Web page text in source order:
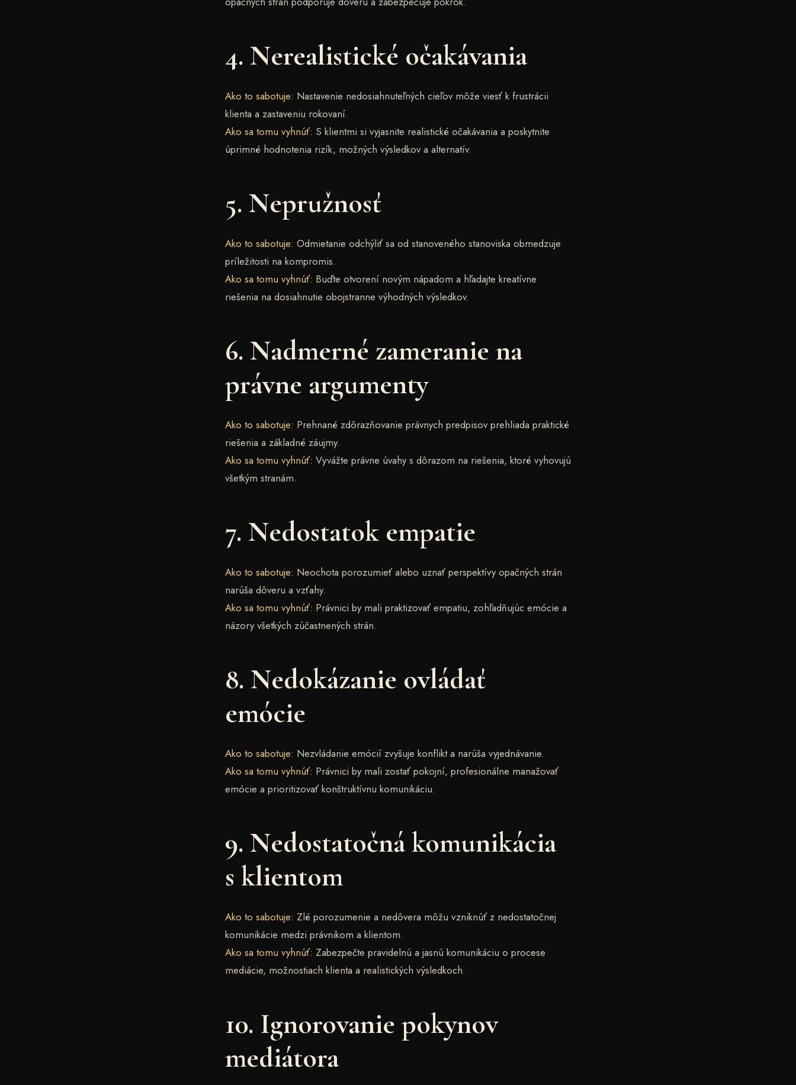
4. Nerealistické očakávania
Ako to sabotuje: Nastavenie nedosiahnuteľných cieľov môže viesť k frustrácii
klienta a zastaveniu rokovaní.
Ako sa tomu vyhnúť: S klientmi si vyjasnite realistické očakávania a poskytnite
úprimné hodnotenia rizík, možných výsledkov a alternatív.
5. Nepružnosť
Ako to sabotuje: Odmietanie odchýliť sa od stanoveného stanoviska obmedzuje
príležitosti na kompromis.
Ako sa tomu vyhnúť: Buďte otvorení novým nápadom a hľadajte kreatívne
riešenia na dosiahnutie obojstranne výhodných výsledkov.
6. Nadmerné zameranie na
právne argumenty
Ako to sabotuje: Prehnané zdôrazňovanie právnych predpisov prehliada praktické
riešenia a základné záujmy.
Ako sa tomu vyhnúť: Vyvážte právne úvahy s dôrazom na riešenia, ktoré vyhovujú
všetkým stranám.
7. Nedostatok empatie
Ako to sabotuje: Neochota porozumieť alebo uznať perspektívy opačných strán
narúša dôveru a vzťahy.
Ako sa tomu vyhnúť: Právnici by mali praktizovať empatiu, zohľadňujúc emócie a
názory všetkých zúčastnených strán.
8. Nedokázanie ovládať
emócie
Ako to sabotuje: Nezvládanie emócií zvyšuje konflikt a narúša vyjednávanie.
Ako sa tomu vyhnúť: Právnici by mali zostať pokojní, profesionálne manažovať
emócie a prioritizovať konštruktívnu komunikáciu.
9. Nedostatočná komunikácia
s klientom
Ako to sabotuje: Zlé porozumenie a nedôvera môžu vzniknúť z nedostatočnej
komunikácie medzi právnikom a klientom.
Ako sa tomu vyhnúť: Zabezpečte pravidelnú a jasnú komunikáciu o procese
mediácie, možnostiach klienta a realistických výsledkoch.
10. Ignorovanie pokynov
mediátora